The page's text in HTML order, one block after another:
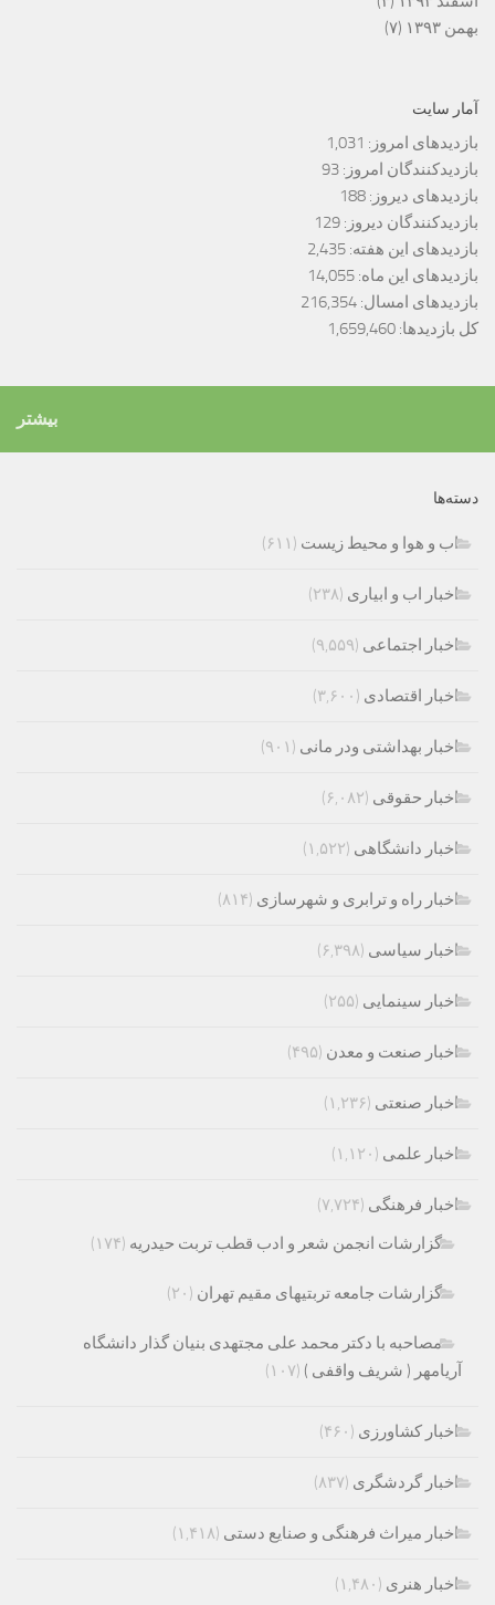
بهمن ۱۳۹۳
(۷)
آمار سایت
بازدیدهای امروز: 1,031
بازدیدکنندگان امروز: 93
بازدیدهای دیروز: 188
بازدیدکنندگان دیروز: 129
بازدیدهای این هفته: 2,435
بازدیدهای این ماه: 14,055
بازدیدهای امسال: 216,354
کل بازدیدها: 1,659,460
بیشتر
دسته‌ها
اب و هوا و محیط زیست (۶۱۱)
اخبار اب و ابیاری (۲۳۸)
اخبار اجتماعی (۹,۵۵۹)
اخبار اقتصادی (۳,۶۰۰)
اخبار بهداشتی ودر مانی (۹۰۱)
اخبار حقوقی (۶,۰۸۲)
اخبار دانشگاهی (۱,۵۲۲)
اخبار راه و ترابری و شهرسازی (۸۱۴)
اخبار سیاسی (۶,۳۹۸)
اخبار سینمایی (۲۵۵)
اخبار صنعت و معدن (۴۹۵)
اخبار صنعتی (۱,۲۳۶)
اخبار علمی (۱,۱۲۰)
اخبار فرهنگی (۷,۷۲۴)
گزارشات انجمن شعر و ادب قطب تربت حیدریه (۱۷۴)
گزارشات جامعه تربتیهای مقیم تهران (۲۰)
مصاحبه با دکتر محمد علی مجتهدی بنیان گذار دانشگاه
آریامهر ( شریف واقفی ) (۱۰۷)
اخبار کشاورزی (۴۶۰)
اخبار گردشگری (۸۳۷)
اخبار میراث فرهنگی و صنایع دستی (۱,۴۱۸)
اخبار هنری (۱,۴۸۰)